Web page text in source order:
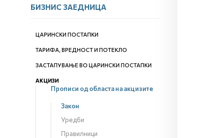
БИЗНИС ЗАЕДНИЦА
ЦАРИНСКИ ПОСТАПКИ
ТАРИФА, ВРЕДНОСТ И ПОТЕКЛО
ЗАСТАПУВАЊЕ ВО ЦАРИНСКИ ПОСТАПКИ
АКЦИЗИ
Прописи од областа на акцизите
Закон
Уредби
Правилници